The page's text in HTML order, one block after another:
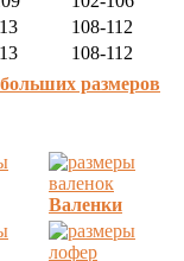
108-112
108-112
размеров
Валенки